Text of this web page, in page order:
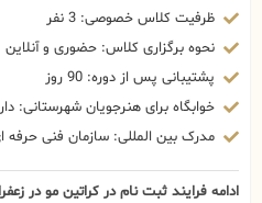
ظرفیت کلاس خصوصی: 3 نفر
نحوه برگزاری کلاس: حضوری و آنلاین
پشتیبانی پس از دوره: 90 روز
خوابگاه برای هنرجویان شهرستانی:
مدرک بین المللی: سازمان فنی حرفه
ادامه فرایند ثبت نام در کراتین مو در